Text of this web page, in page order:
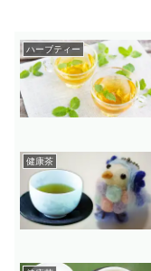
ハーブティー
健康茶